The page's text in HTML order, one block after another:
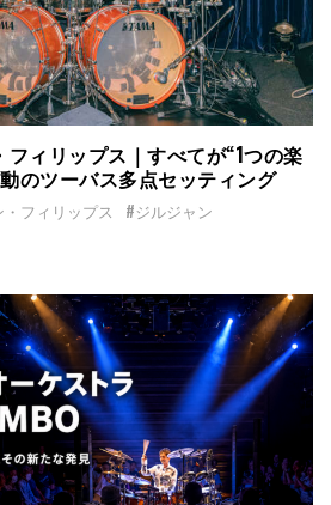
フィリップス｜すべてが“1つの楽
のツーバス多点セッティング
フィリップス
#ジルジャン